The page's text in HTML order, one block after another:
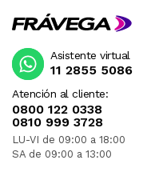
Atención al cliente:
0800 122 0338
0810 999 3728
LU-VI de 09:00 a 18:00
SA de 09:00 a 13:00
Asistente virtual
11 2855 5086